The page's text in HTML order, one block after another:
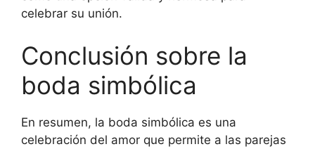
celebrar su unión.
Conclusión sobre la
boda simbólica
En resumen, la boda simbólica es una
celebración del amor que permite a las parejas